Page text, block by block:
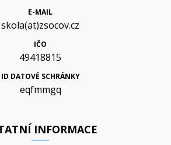
E-MAIL
skola(at)zsocov.cz
IČO
49418815
ID DATOVÉ SCHRÁNKY
eqfmmgq
INFORMACE